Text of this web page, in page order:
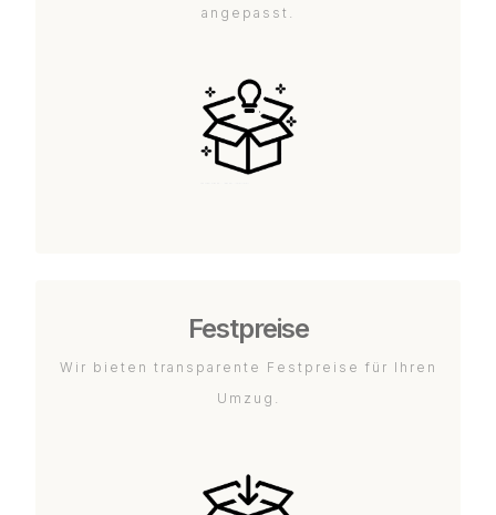
angepasst.
Festpreise
Wir bieten transparente Festpreise für Ihren
Umzug.